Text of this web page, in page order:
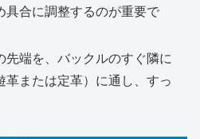
具合に調整するのが重要で
先端を、バックルのすぐ隣に
革または定革）に通し、すっ